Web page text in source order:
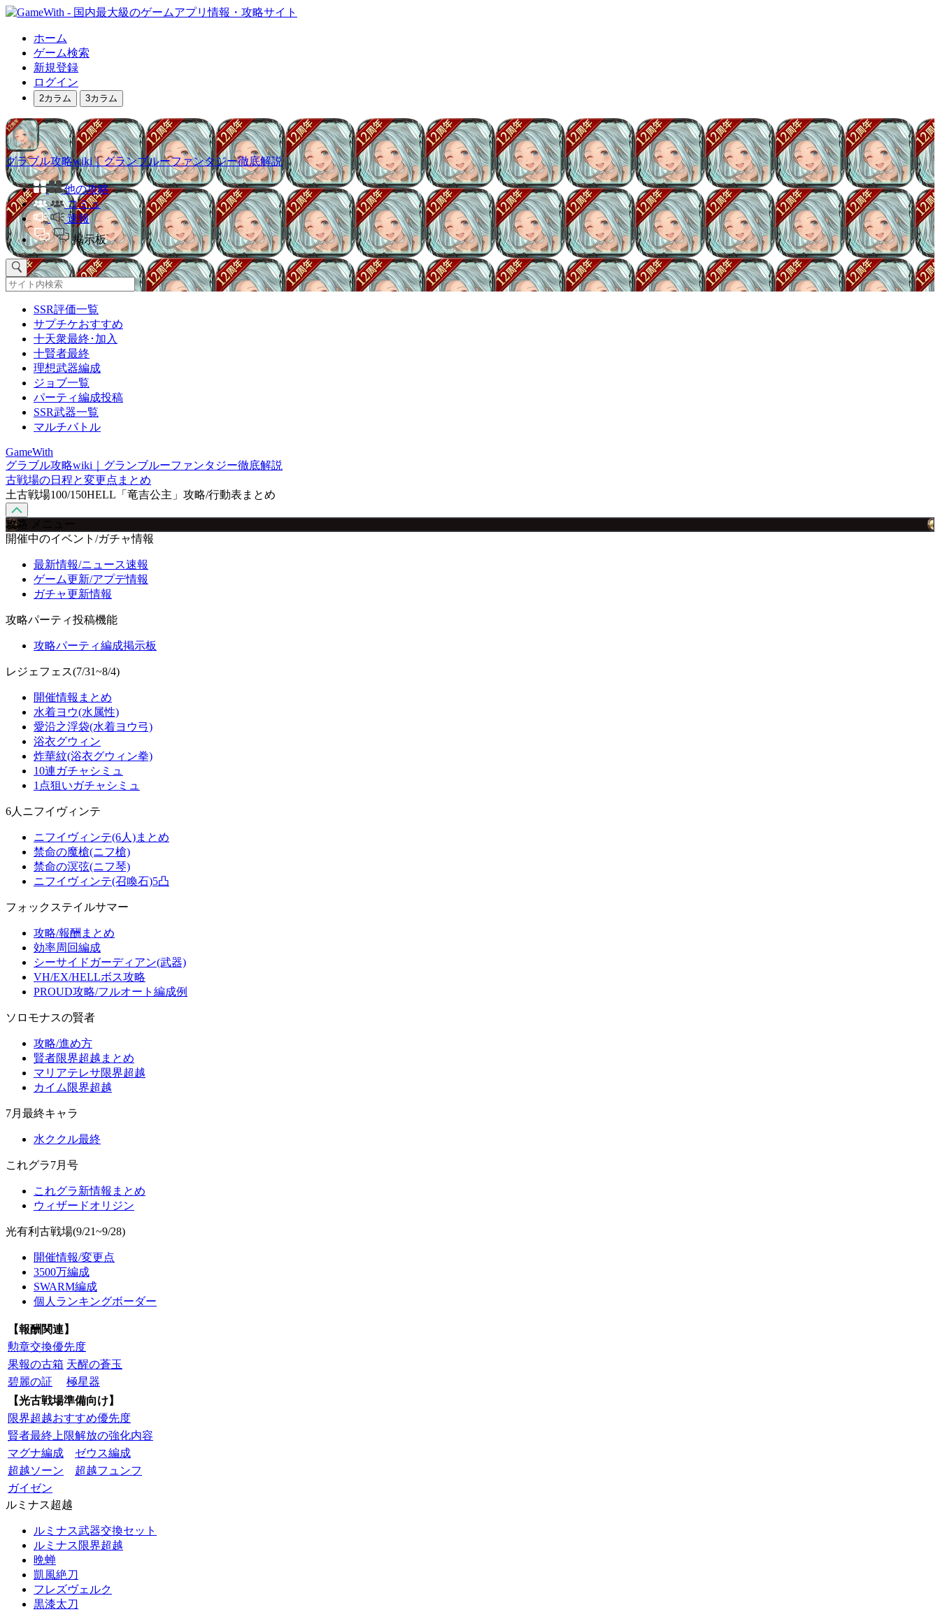
ホーム
ゲーム検索
新規登録
ログイン
2カラム 3カラム
グラブル攻略wiki｜グランブルーファンタジー徹底解説
他の攻略
コミュ
速報
掲示板
SSR評価一覧
サプチケおすすめ
十天衆最終･加入
十賢者最終
理想武器編成
ジョブ一覧
パーティ編成投稿
SSR武器一覧
マルチバトル
GameWith
グラブル攻略wiki｜グランブルーファンタジー徹底解説
古戦場の日程と変更点まとめ
土古戦場100/150HELL「竜吉公主」攻略/行動表まとめ
攻略 メニュー
開催中のイベント/ガチャ情報
最新情報/ニュース速報
ゲーム更新/アプデ情報
ガチャ更新情報
攻略パーティ投稿機能
攻略パーティ編成掲示板
レジェフェス(7/31~8/4)
開催情報まとめ
水着ヨウ(水属性)
愛沿之浮袋(水着ヨウ弓)
浴衣グウィン
炸華紋(浴衣グウィン拳)
10連ガチャシミュ
1点狙いガチャシミュ
6人ニフイヴィンテ
ニフイヴィンテ(6人)まとめ
禁命の魔槍(ニフ槍)
禁命の溟弦(ニフ琴)
ニフイヴィンテ(召喚石)5凸
フォックステイルサマー
攻略/報酬まとめ
効率周回編成
シーサイドガーディアン(武器)
VH/EX/HELLボス攻略
PROUD攻略/フルオート編成例
ソロモナスの賢者
攻略/進め方
賢者限界超越まとめ
マリアテレサ限界超越
カイム限界超越
7月最終キャラ
水ククル最終
これグラ7月号
これグラ新情報まとめ
ウィザードオリジン
光有利古戦場(9/21~9/28)
開催情報/変更点
3500万編成
SWARM編成
個人ランキングボーダー
【報酬関連】
勲章交換優先度
果報の古箱 天醒の蒼玉
碧麗の証
極星器
【光古戦場準備向け】
限界超越おすすめ優先度
賢者最終上限解放の強化内容
マグナ編成
ゼウス編成
超越ソーン
超越フュンフ
ガイゼン
ルミナス超越
ルミナス武器交換セット
ルミナス限界超越
晩蝉
凱風絶刀
フレズヴェルク
黒漆太刀